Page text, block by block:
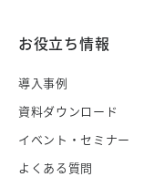
お役立ち情報
導入事例
資料ダウンロード
イベント・セミナー
よくある質問